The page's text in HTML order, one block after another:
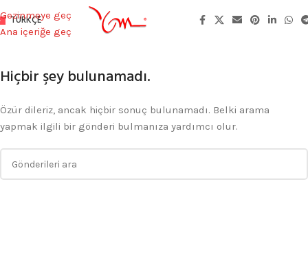
Gezinmeye geç
Ana içeriğe geç
TÜRKÇE
Hiçbir şey bulunamadı.
Özür dileriz, ancak hiçbir sonuç bulunamadı. Belki arama
yapmak ilgili bir gönderi bulmanıza yardımcı olur.